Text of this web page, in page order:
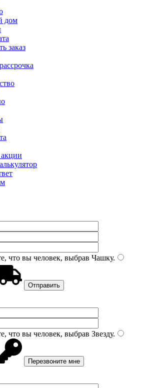
дом
заказ
что вы человек, выбрав Чашку.
что вы человек, выбрав Звезду.